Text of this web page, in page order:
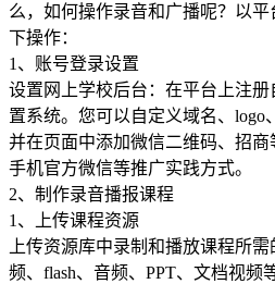
么，如何操作录音和广播呢？以
下操作：
1、账号登录设置
设置网上学校后台：在平台上注
置系统。您可以自定义域名、logo
并在页面中添加微信二维码、招
手机官方微信等推广实践方式。
2、制作录音播报课程
1、上传课程资源
上传资源库中录制和播放课程所
频、flash、音频、PPT、文档视频